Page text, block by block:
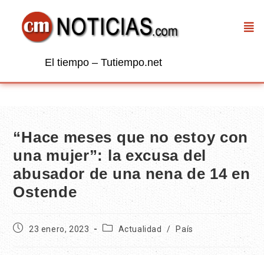
El tiempo – Tutiempo.net
“Hace meses que no estoy con
una mujer”: la excusa del
abusador de una nena de 14 en
Ostende
23 enero, 2023 Actualidad / País